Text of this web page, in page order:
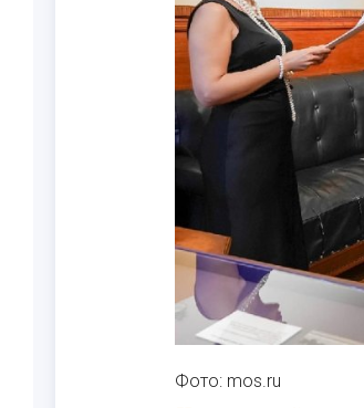
Фото: mos.ru